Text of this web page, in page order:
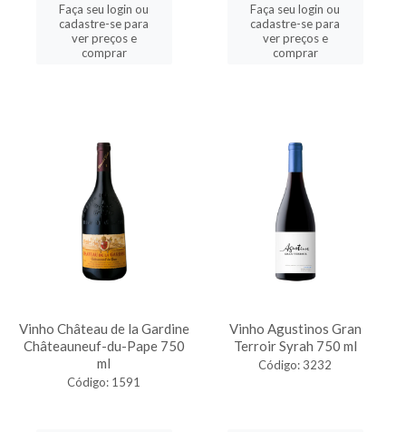
Faça seu login ou
cadastre-se para
ver preços e
comprar
Faça seu login ou
cadastre-se para
ver preços e
comprar
Vinho Château de la Gardine
Châteauneuf-du-Pape 750
ml
Código: 1591
Vinho Agustinos Gran
Terroir Syrah 750 ml
Código: 3232